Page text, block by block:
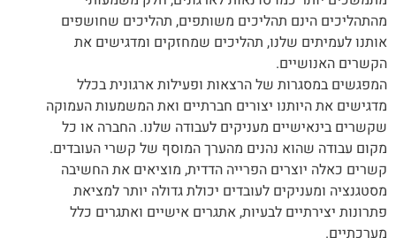
מהתהליכים הינם תהליכים משותפים, תהליכים שחושפים
אותנו לעמיתים שלנו, תהליכים שמחזקים ומדגישים את
הקשרים האנושיים.
המפגשים במסגרות של הרצאות ופעילות ארגונית בכלל
מדגישים את היותנו יצורים חברתיים ואת המשמעות העמוקה
שקשרים בינאישיים מעניקים לעבודה שלנו. החברה או כל
מקום עבודה שהוא נהנים מהערך המוסף של קשרי העובדים.
קשרים כאלה יוצרים הפרייה הדדית, מוציאים את החשיבה
מסטגנציה ומעניקים לעובדים יכולת גדולה יותר למציאת
פתרונות יצירתיים לבעיות, אתגרים אישיים ואתגרים כלל
מערכתיים.